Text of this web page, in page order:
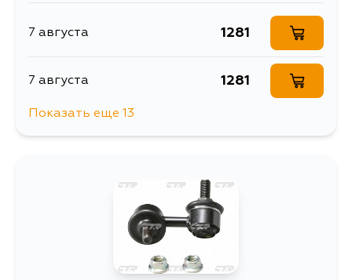
7 августа 1281
7 августа 1281
1281
Показать еще 13